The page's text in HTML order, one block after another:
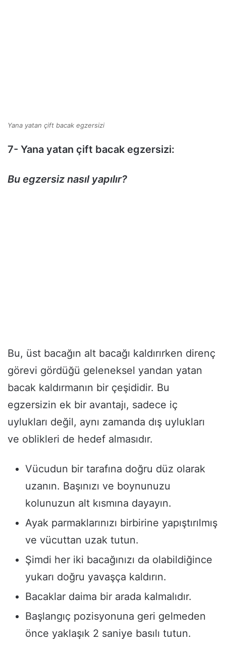
Yana yatan çift bacak egzersizi
7- Yana yatan çift bacak egzersizi:
Bu egzersiz nasıl yapılır?
Bu, üst bacağın alt bacağı kaldırırken direnç
görevi gördüğü geleneksel yandan yatan
bacak kaldırmanın bir çeşididir. Bu
egzersizin ek bir avantajı, sadece iç
uylukları değil, aynı zamanda dış uylukları
ve oblikleri de hedef almasıdır.
Vücudun bir tarafına doğru düz olarak
uzanın. Başınızı ve boynunuzu
kolunuzun alt kısmına dayayın.
Ayak parmaklarınızı birbirine yapıştırılmış
ve vücuttan uzak tutun.
Şimdi her iki bacağınızı da olabildiğince
yukarı doğru yavaşça kaldırın.
Bacaklar daima bir arada kalmalıdır.
Başlangıç ​​pozisyonuna geri gelmeden
önce yaklaşık 2 saniye basılı tutun.